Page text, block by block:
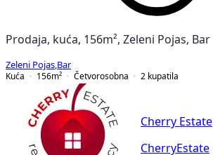
Prodaja, kuća, 156m², Zeleni Pojas, Bar
Zeleni Pojas Bar
Kuća
156m² Četvorosobna 2 kupatila
Cherry Estate
CherryEstate